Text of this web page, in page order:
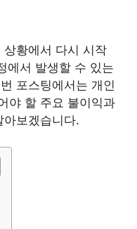
황에서 다시 시작
에서 발생할 수 있는
포스팅에서는 개인
야 할 주요 불이익과
아보겠습니다.